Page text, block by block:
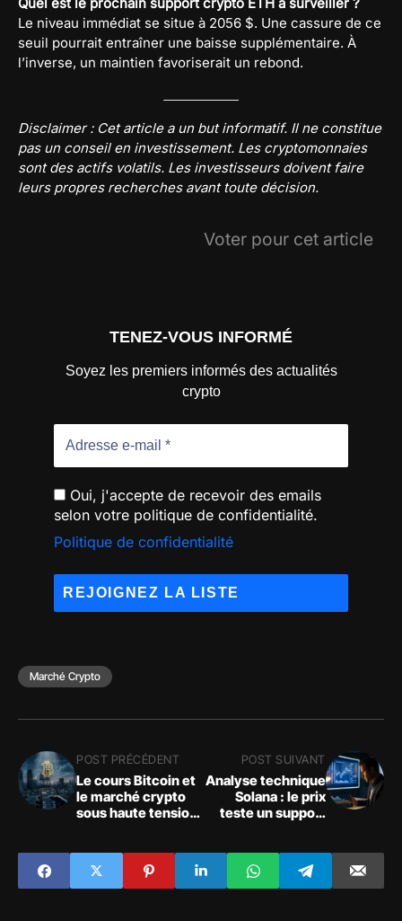
Le niveau immédiat se situe à 2056 $. Une cassure de ce
seuil pourrait entraîner une baisse supplémentaire. À
l’inverse, un maintien favoriserait un rebond.
Disclaimer : Cet article a un but informatif. Il ne constitue
pas un conseil en investissement. Les cryptomonnaies
sont des actifs volatils. Les investisseurs doivent faire
leurs propres recherches avant toute décision.
Voter pour cet article
TENEZ-VOUS INFORMÉ
Soyez les premiers informés des actualités
crypto
Oui, j'accepte de recevoir des emails
selon votre politique de confidentialité.
Politique de confidentialité
Marché Crypto
POST PRÉCÉDENT
Le cours Bitcoin et
le marché crypto
sous haute tension
monétaires
POST SUIVANT
Analyse technique
Solana : le prix
teste un support